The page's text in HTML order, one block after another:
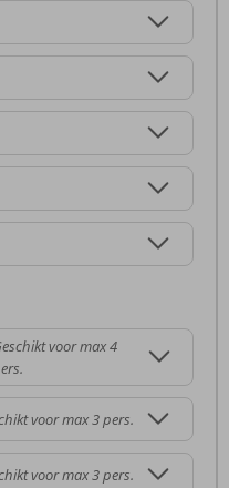
voor max 4
voor max 3 pers.
voor max 3 pers.